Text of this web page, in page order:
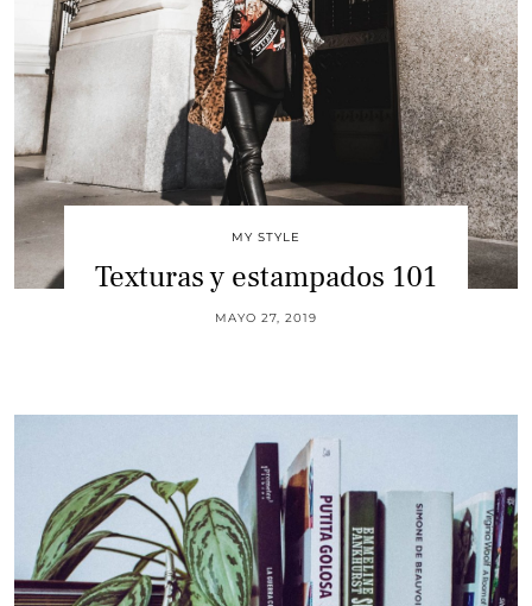
MY STYLE
Texturas y estampados 101
MAYO 27, 2019